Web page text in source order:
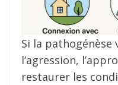
Si la
l’agression,
restaurer les